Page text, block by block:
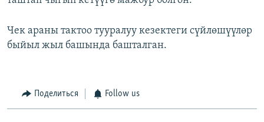
Чек араны тактоо тууралуу кезектеги сүйлөшүүлөр
быйыл жыл башында башталган.
Поделиться Follow us